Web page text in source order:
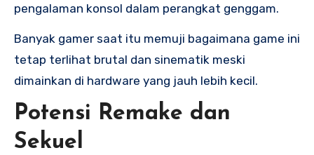
pengalaman konsol dalam perangkat genggam.
Banyak gamer saat itu memuji bagaimana game ini
tetap terlihat brutal dan sinematik meski
dimainkan di hardware yang jauh lebih kecil.
Potensi Remake dan
Sekuel